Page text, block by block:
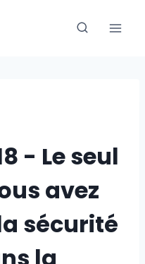
- Le seul
avez
sécurité